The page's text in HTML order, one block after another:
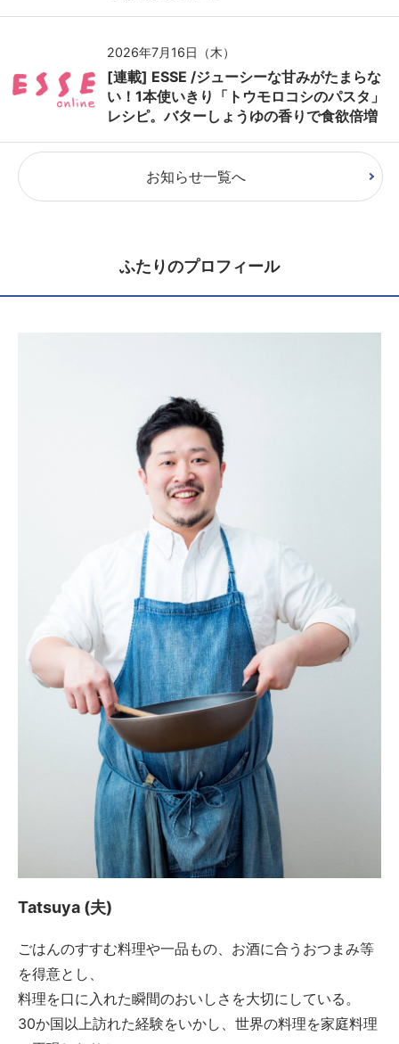
2026年7月16日（木）
[連載] ESSE /ジューシーな甘みがたまらな
い！1本使いきり「トウモロコシのパスタ」
レシピ。バターしょうゆの香りで食欲倍増
お知らせ一覧へ
ふたりのプロフィール
Tatsuya (夫)
ごはんのすすむ料理や一品もの、お酒に合うおつまみ等
を得意とし、
料理を口に入れた瞬間のおいしさを大切にしている。
30か国以上訪れた経験をいかし、世界の料理を家庭料理